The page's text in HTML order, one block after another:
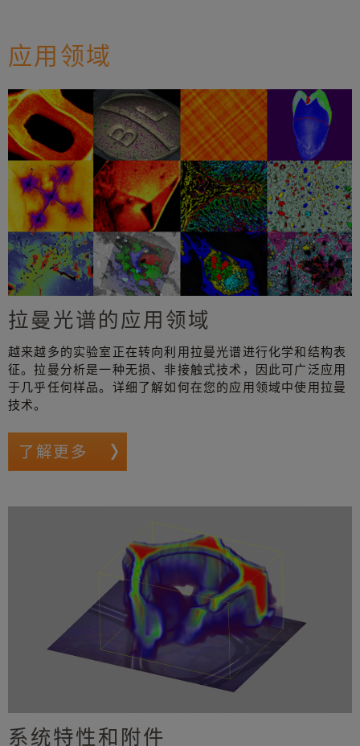
应用领域
拉曼光谱的应用领域
越来越多的实验室正在转向利用拉曼光谱进行化学和结构表
征。拉曼分析是一种无损、非接触式技术，因此可广泛应用
于几乎任何样品。详细了解如何在您的应用领域中使用拉曼
技术。
了解更多
系统特性和附件